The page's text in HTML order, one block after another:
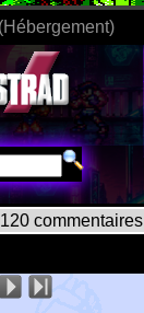
(Hébergement)
commentaires